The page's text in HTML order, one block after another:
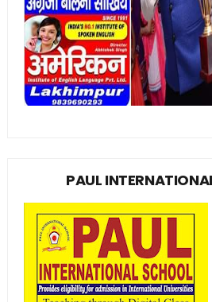
PAUL